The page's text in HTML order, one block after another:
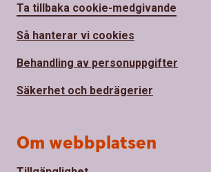
Ta tillbaka cookie-medgivande
Så hanterar vi cookies
Behandling av personuppgifter
Säkerhet och bedrägerier
Om webbplatsen